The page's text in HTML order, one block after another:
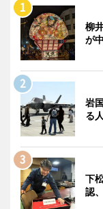
柳
が
岩
る
下
認